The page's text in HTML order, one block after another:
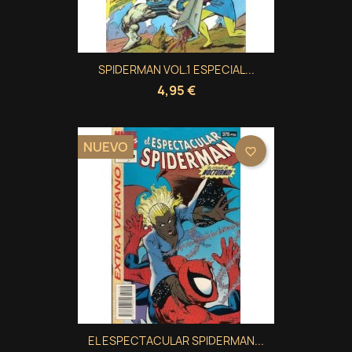
SPIDERMAN VOL.1 ESPECIAL...
4,95 €
EL ESPECTACULAR SPIDERMAN...
NUEVO favorite_border